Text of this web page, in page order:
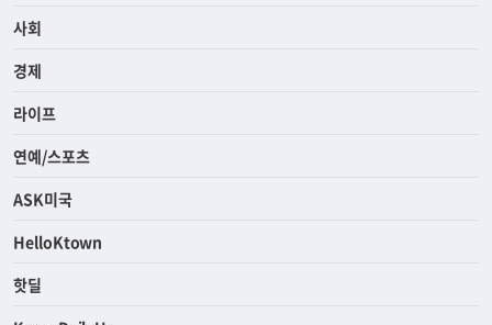
전체
사회
경제
라이프
연예/스포츠
ASK미국
HelloKtown